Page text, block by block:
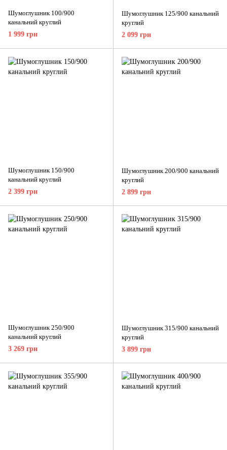
Шумоглушник 100/900
канальний круглий
1 999 грн
Шумоглушник 125/900 канальний
круглий
2 099 грн
Шумоглушник 150/900
канальний круглий
2 399 грн
Шумоглушник 200/900 канальний
круглий
2 899 грн
Шумоглушник 250/900
канальний круглий
3 269 грн
Шумоглушник 315/900 канальний
круглий
3 899 грн